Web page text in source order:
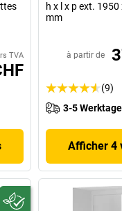
TVA
h x l x p ext. 1950
mm
à partir de
(9)
3-5 Werktage
Afficher 4